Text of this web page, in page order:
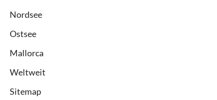
Nordsee
Ostsee
Mallorca
Weltweit
Sitemap